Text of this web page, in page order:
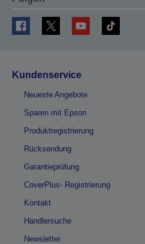
Kundenservice
Neueste Angebote
Sparen mit Epson
Produktregistrierung
Rücksendung
Garantieprüfung
CoverPlus- Registrierung
Kontakt
Händlersuche
Newsletter